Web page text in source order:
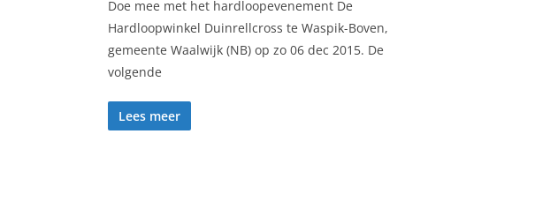
Doe mee met het hardloopevenement De
Hardloopwinkel Duinrellcross te Waspik-Boven,
gemeente Waalwijk (NB) op zo 06 dec 2015. De
volgende
Lees meer